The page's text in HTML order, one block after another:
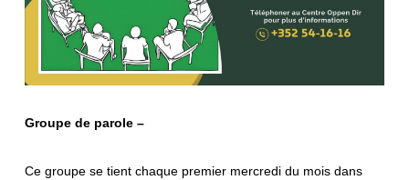
Groupe de parole –
Ce groupe se tient chaque premier mercredi du mois dans